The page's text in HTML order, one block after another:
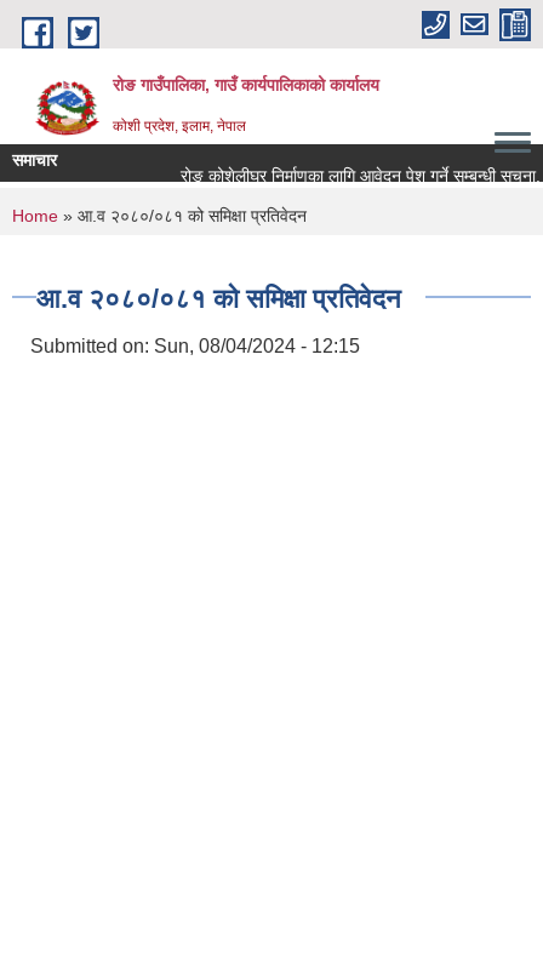
Skip to main content
रोङ गाउँपालिका, गाउँ कार्यपालिकाको कार्यालय
कोशी प्रदेश, इलाम, नेपाल
समाचार
रोङ कोशेलीघर निर्माणका लागि आवेदन पेश गर्ने सम्बन्धी सूचना.
You are here
Home » आ.व २०८०/०८१ को समिक्षा प्रतिवेदन
आ.व २०८०/०८१ को समिक्षा प्रतिवेदन
Submitted on: Sun, 08/04/2024 - 12:15